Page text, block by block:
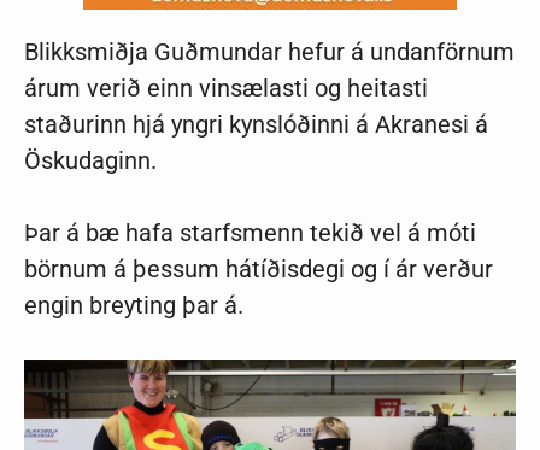
Blikksmiðja Guðmundar hefur á undanförnum
árum verið einn vinsælasti og heitasti
staðurinn hjá yngri kynslóðinni á Akranesi á
Öskudaginn.
Þar á bæ hafa starfsmenn tekið vel á móti
börnum á þessum hátíðisdegi og í ár verður
engin breyting þar á.